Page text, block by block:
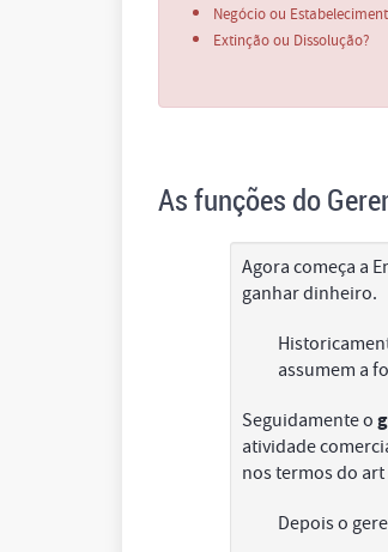
Negócio ou
Extinção ou Dissolução?
As funções do
Agora começa a
ganhar dinheiro.
assumem a
Seguidamente o
atividade
nos termos do art
Depois o